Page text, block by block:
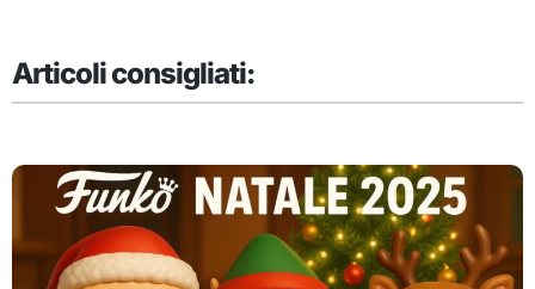
Articoli consigliati: